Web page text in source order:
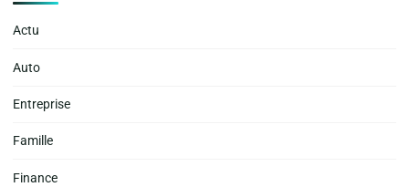
Actu
Auto
Entreprise
Famille
Finance